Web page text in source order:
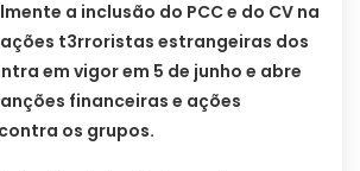
a inclusão do PCC e do CV na
t3rroristas estrangeiras dos
em vigor em 5 de junho e abre
financeiras e ações
os grupos.